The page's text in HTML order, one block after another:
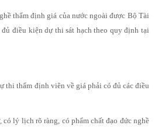
thẩm định giá của nước ngoài được Bộ Tài
điều kiện dự thi sát hạch theo quy định tại
thi thẩm định viên về giá phải có đủ các điều
có lý lịch rõ ràng, có phẩm chất đạo đức nghề